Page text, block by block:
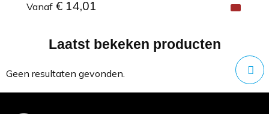
Vanaf € 14,01
Minimale afname: 1
Laatst bekeken producten
Geen resultaten gevonden.